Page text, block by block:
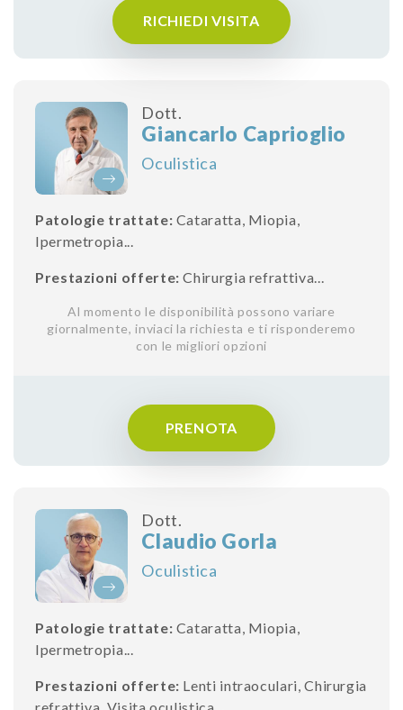
RICHIEDI VISITA
Dott.
Giancarlo Caprioglio
Oculistica
Patologie trattate: Cataratta, Miopia,
Ipermetropia...
Prestazioni offerte:Chirurgia refrattiva...
Al momento le disponibilità possono variare
giornalmente, inviaci la richiesta e ti risponderemo
con le migliori opzioni
PRENOTA
Dott.
Claudio Gorla
Oculistica
Patologie trattate: Cataratta Miopia
Ipermetropia
Prestazioni offerte: Lenti intraoculari ,Chirurgia
refrattiva Visita oculistica